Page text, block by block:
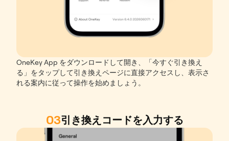
OneKey App をダウンロードして開き、「今すぐ引き換え
る」をタップして引き換えページに直接アクセスし、表示さ
れる案内に従って操作を始めましょう。
03引き換えコードを入力する